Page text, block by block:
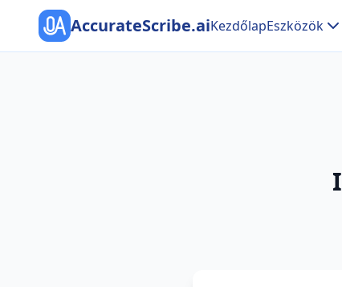
AccurateScribe.aiKezdőlapEszközök